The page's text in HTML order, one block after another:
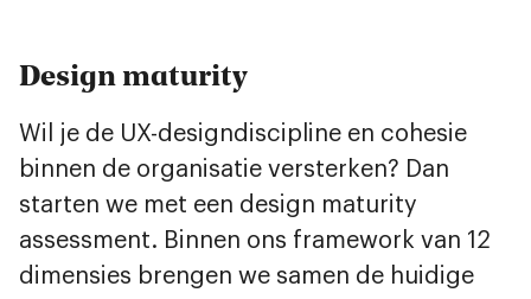
Design maturity
Wil je de UX-designdiscipline en cohesie
binnen de organisatie versterken? Dan
starten we met een design maturity
assessment. Binnen ons framework van 12
dimensies brengen we samen de huidige